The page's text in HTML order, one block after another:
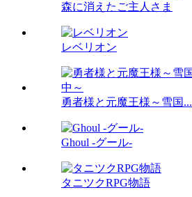
森に消えたご主人さま
レベリオン
勇者様と元魔王様～雪国...
Ghoul -グール-
タニツクRPG物語